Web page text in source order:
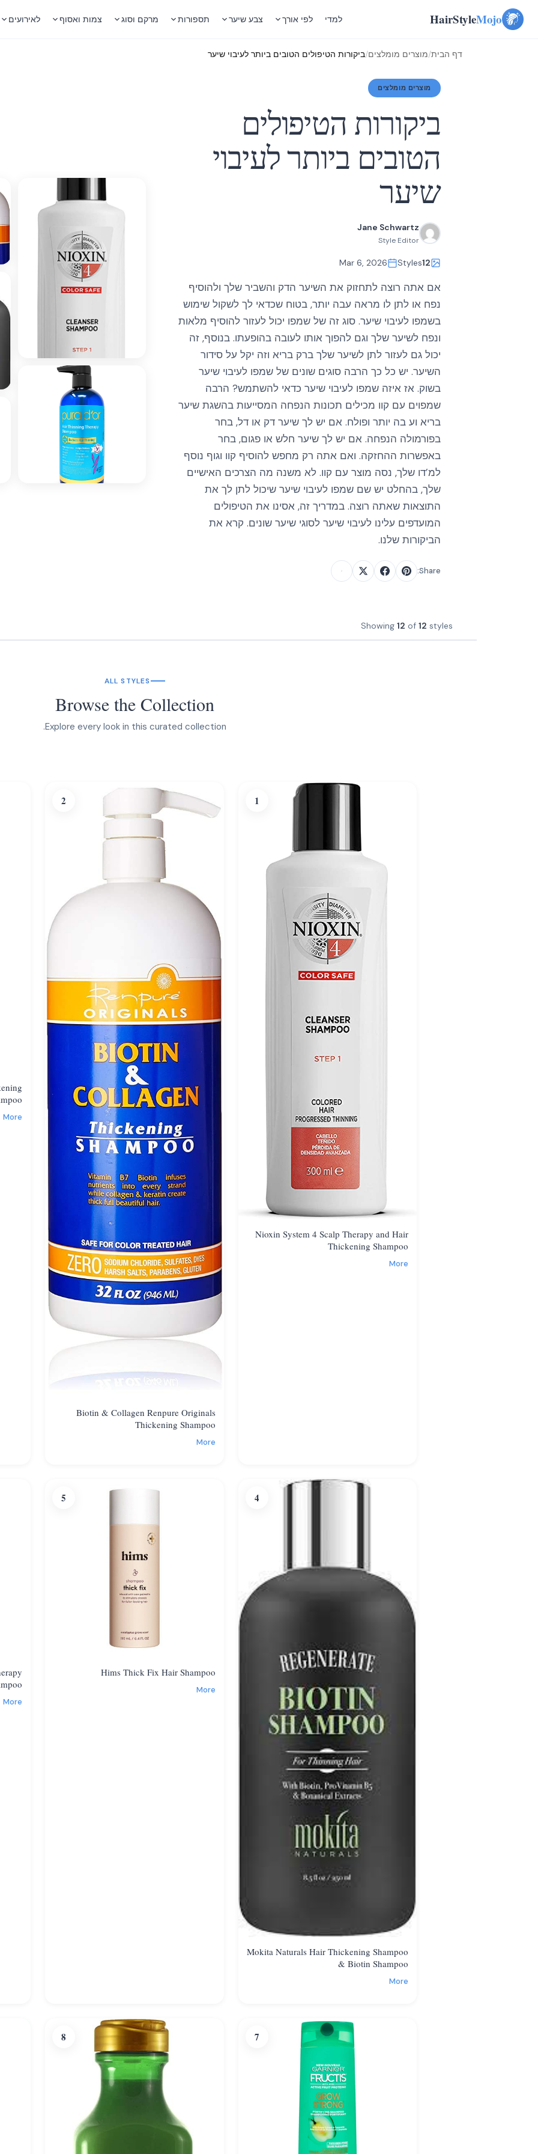
Skip
HairStyleMojo למדי לפי אורך צבע שיער תספורות מרקם וסוג צמות ואסוף לאירועים
דף הבית/מוצרים מומלצים/ביקורות הטיפולים הטובים ביותר לעיבוי שיער
מוצרים מומלצים
ביקורות הטיפולים
הטובים ביותר לעיבוי
שיער
Jane Schwartz
Style Editor
12
Styles
Mar 6, 2026
אם אתה רוצה לתחזוק את השיער הדק והשביר שלך ולהוסיף
נפח או לתן לו מראה עבה יותר, בטוח שכדאי לך לשקול שימוש
בשמפו לעיבוי שיער. סוג זה של שמפו יכול לעזור להוסיף מלאות
ונפח לשיער שלך וגם להפוך אותו לעובה בהופעתו. בנוסף, זה
יכול גם לעזור לתן לשיער שלך ברק בריא וזה יקל על סידור
השיער. יש כל כך הרבה סוגים שונים של שמפו לעיבוי שיער
בשוק. אז איזה שמפו לעיבוי שיער כדאי להשתמש? הרבה
שמפוים עם קוו מכילים תכונות הנפחה המסייעות בהשגת שיער
בריא וע בה יותר ופולח. אם יש לך שיער דק או דל, בחר
בפורמולה הנפחה. אם יש לך שיער חלש או פגום, בחר
באפשרות ההחזקה. ואם אתה רק מחפש להוסיף קוו וגוף נוסף
למ’דו שלך, נסה מוצר עם קוו. לא משנה מה הצרכים האישיים
שלך, בהחלט יש שם שמפו לעיבוי שיער שיכול לתן לך את
התוצאות שאתה רוצה. במדריך זה, אסינו את הטיפולים
המועדפים עלינו לעיבוי שיער לסוגי שיער שונים. קרא את
הביקורות שלנו.
Share:
Showing 12 of 12 styles
ALL STYLES
Browse the Collection
Explore every look in this curated collection.
1
Nioxin System 4 Scalp Therapy and Hair
Thickening Shampoo
More
2
Biotin & Collagen Renpure Originals
Thickening Shampoo
More
More
4
Mokita Naturals Hair Thickening Shampoo
& Biotin Shampoo
More
5
Hims Thick Fix Hair Shampoo
More
More
7
8